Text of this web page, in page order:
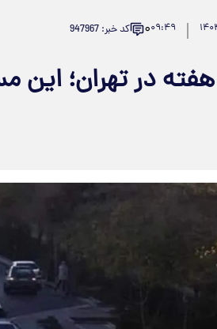
۰۹:۴۹۰ کد خبر: 947967
هفته در تهران؛ این